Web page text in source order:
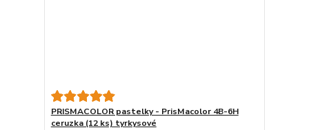
PRISMACOLOR pastelky - PrisMacolor 4B-6H
ceruzka (12 ks) tyrkysové